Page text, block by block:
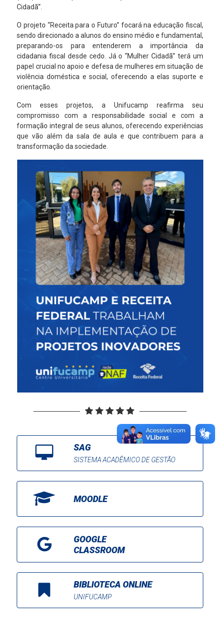
Cidadã”.
O projeto “Receita para o Futuro” focará na educação fiscal,
sendo direcionado a alunos do ensino médio e fundamental,
preparando-os para entenderem a importância da
cidadania fiscal desde cedo. Já o “Mulher Cidadã” terá um
papel crucial no apoio e defesa de mulheres em situação de
violência doméstica e social, oferecendo a elas suporte e
orientação.
Com esses projetos, a Unifucamp reafirma seu
compromisso com a responsabilidade social e com a
formação integral de seus alunos, oferecendo experiências
que vão além da sala de aula e que contribuem para a
transformação da sociedade.
SAG
SISTEMA ACADÊMICO DE GESTÃO
MOODLE
GOOGLE
CLASSROOM
BIBLIOTECA ONLINE
UNIFUCAMP